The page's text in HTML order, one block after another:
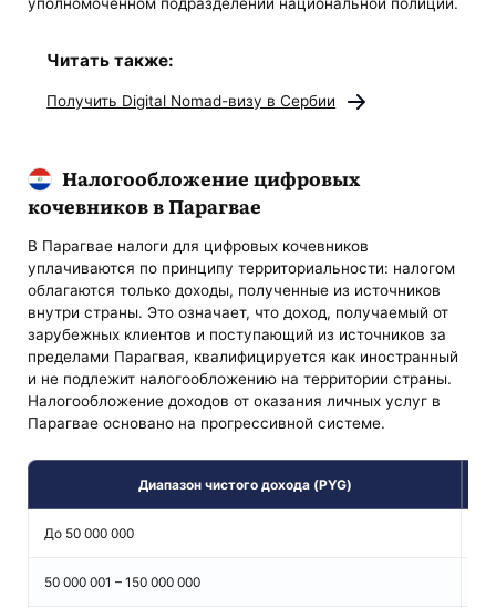
уполномоченном подразделении национальной полиции.
Читать также:
Получить Digital Nomad-визу в Сербии
Налогообложение цифровых
кочевников в Парагвае
В Парагвае налоги для цифровых кочевников
уплачиваются по принципу территориальности: налогом
облагаются только доходы, полученные из источников
внутри страны. Это означает, что доход, получаемый от
зарубежных клиентов и поступающий из источников за
пределами Парагвая, квалифицируется как иностранный
и не подлежит налогообложению на территории страны.
Налогообложение доходов от оказания личных услуг в
Парагвае основано на прогрессивной системе.
Диапазон чистого дохода (PYG)
До 50 000 000
50 000 001 – 150 000 000